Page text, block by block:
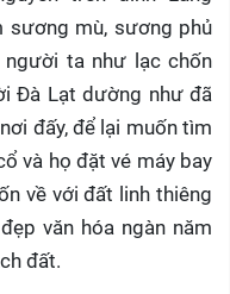
sương mù, sương phủ
người ta như lạc chốn
Đà Lạt dường như đã
đấy, để lại muốn tìm
và họ đặt vé máy bay
về với đất linh thiêng
văn hóa ngàn năm
đất.